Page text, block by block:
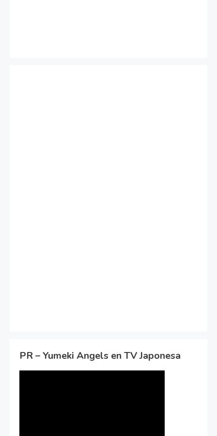
PR – Yumeki Angels en TV Japonesa